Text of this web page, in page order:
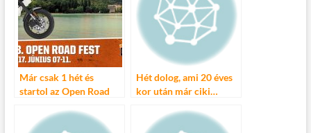
Már csak 1 hét és
startol az Open Road
Hét dolog, ami 20 éves
kor után már ciki…